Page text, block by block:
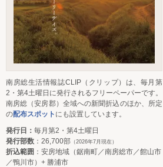
南房総生活情報誌CLIP（クリップ）は、毎月第
2・第4土曜日に発行されるフリーペーパーです。
南房総（安房郡）全域への新聞折込のほか、所定
の配布スポット にも設置しています。
発行日： 毎月第2・第4土曜日
発行部数 ：26,700部 （2026年7月現在）
折込範囲 ：安房地域（鋸南町／南房総市／館山市
／鴨川市）+ 勝浦市